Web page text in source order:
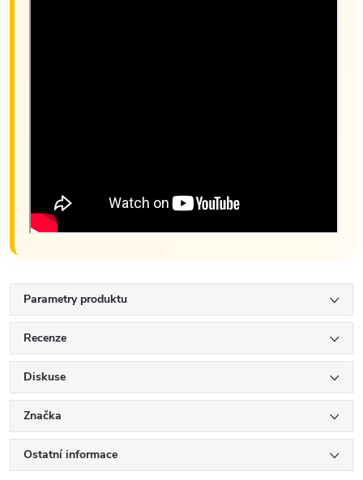
Parametry produktu
Recenze
Diskuse
Značka
Ostatní informace